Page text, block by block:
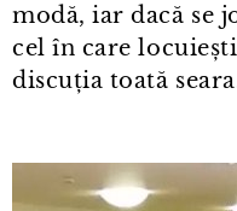
modă, iar dacă se
cel în care
discuția toată